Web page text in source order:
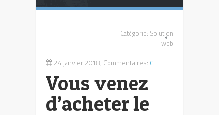
Catégorie: Solution
web
24 janvier 2018, Commentaires: 0
Vous venez
d’acheter le
*